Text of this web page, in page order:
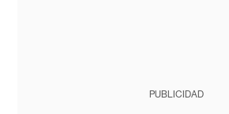
PUBLICIDAD